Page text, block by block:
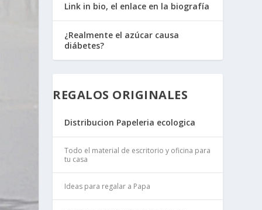
Link in bio, el enlace en la biografía
¿Realmente el azúcar causa
diábetes?
REGALOS ORIGINALES
Distribucion Papeleria ecologica
Todo el material de escritorio y oficina para
tu casa
Ideas para regalar a Papa